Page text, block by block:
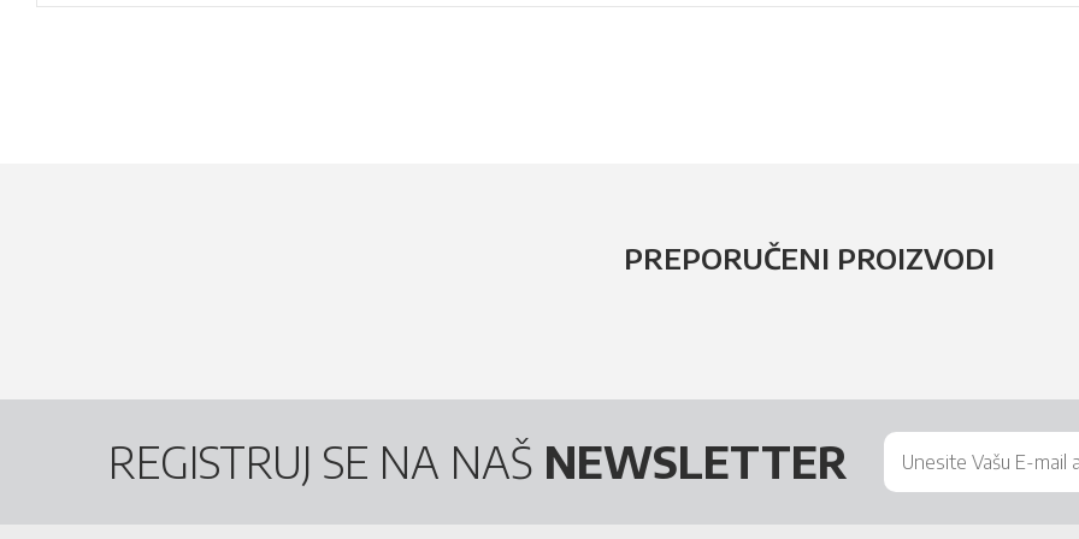
PREPORUČENI PROIZVODI
REGISTRUJ SE NA NAŠ NEWSLETTER